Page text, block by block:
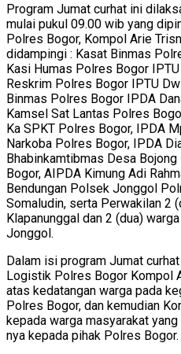
Program Jumat curhat ini
mulai pukul 09.00 wib yang
Polres Bogor, Kompol Arie
didampingi : Kasat Binmas
Kasi Humas Polres Bogor
Reskrim Polres Bogor IPTU
Binmas Polres Bogor IPDA
Kamsel Sat Lantas Polres
Ka SPKT Polres Bogor, IPDA
Narkoba Polres Bogor, IPDA
Bhabinkamtibmas Desa
Bogor, AIPDA Kimung Adi
Bendungan Polsek Jonggol
Somaludin, serta Perwakilan 2
Klapanunggal dan 2 (dua)
Jonggol.
Dalam isi program Jumat
Logistik Polres Bogor Kompol
atas kedatangan warga pada
Polres Bogor, dan kemudian
kepada warga masyarakat
nya kepada pihak Polres Bogor.